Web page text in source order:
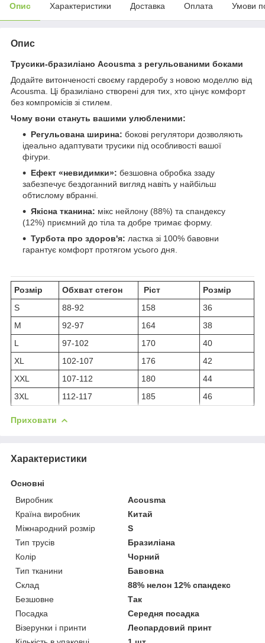
Опис Характеристики Доставка Оплата Умови
Опис
Трусики-бразиліано Acousma з регульованими боками
Додайте витонченості своєму гардеробу з новою моделлю від
Acousma. Ці бразиліано створені для тих, хто цінує комфорт
без компромісів зі стилем.
Чому вони стануть вашими улюбленими:
Регульована ширина: бокові регулятори дозволяють
ідеально адаптувати трусики під особливості вашої
фігури.
Ефект «невидимки»: безшовна обробка ззаду
забезпечує бездоганний вигляд навіть у найбільш
обтислому вбранні.
Якісна тканина: мікс нейлону (88%) та спандексу
(12%) приємний до тіла та добре тримає форму.
Турбота про здоров'я: ластка зі 100% бавовни
гарантує комфорт протягом усього дня.
Розмір Обхват стегон Ріст
Розмір
S
88-92 158
36
M
92-97 164
38
L
97-102 170
40
XL
102-107 176
42
XXL
107-112 180
44
3XL
112-117 185 46
Приховати
Характеристики
Основні
Виробник
Acousma
Країна виробник
Китай
Міжнародний розмір
S
Тип трусів
Бразиліана
Колір
Чорний
Тип тканини
Бавовна
Склад
88% нелон 12% спандекс
Безшовне
Так
Посадка
Середня посадка
Візерунки і принти
Леопардовий принт